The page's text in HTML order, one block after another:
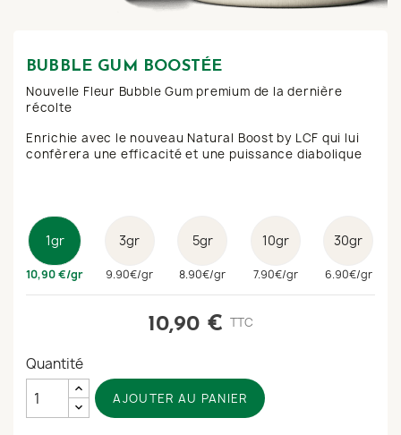
BUBBLE GUM BOOSTÉE
Nouvelle Fleur Bubble Gum premium de la dernière
récolte
Enrichie avec le nouveau Natural Boost by LCF qui lui
confèrera une efficacité et une puissance diabolique
1gr
10,90 €/gr
3gr
9.90€/gr
5gr
8.90€/gr
10gr
7.90€/gr
30gr
6.90€/gr
10,90 € TTC
Quantité
AJOUTER AU PANIER